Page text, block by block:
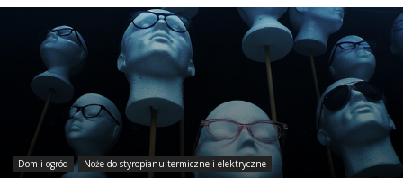
Dom i ogród Noże do styropianu termiczne i elektryczne